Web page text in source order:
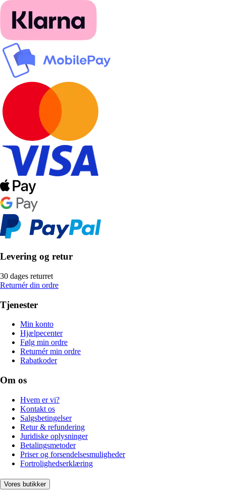
Levering og retur
30 dages returret
Returnér din ordre
Tjenester
Min konto
Hjælpecenter
Følg min ordre
Returnér min ordre
Rabatkoder
Om os
Hvem er vi?
Kontakt os
Salgsbetingelser
Retur & refundering
Juridiske oplysninger
Betalingsmetoder
Priser og forsendelsesmuligheder
Fortrolighedserklæring
Vores butikker